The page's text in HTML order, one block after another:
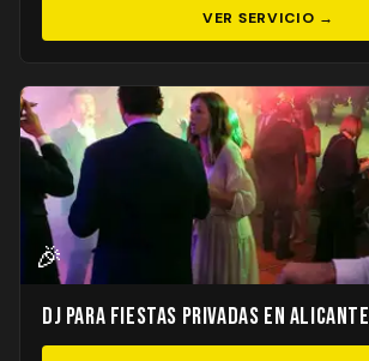
VER SERVICIO →
🎉
DJ para Fiestas Privadas en Alicante